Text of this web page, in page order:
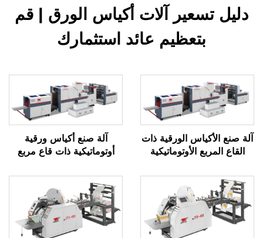
دليل تسعير آلات أكياس الورق | قم
بتعظيم عائد استثمارك
آلة صنع الأكياس الورقية ذات
القاع المربع الأوتوماتيكية
آلة صنع أكياس ورقية
أوتوماتيكية ذات قاع مربع